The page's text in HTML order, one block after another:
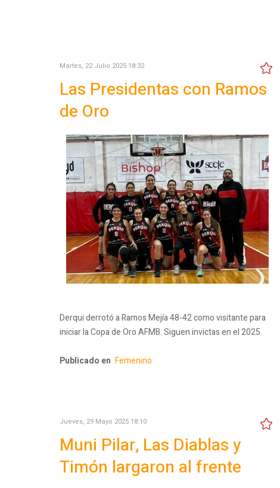
Martes, 22 Julio 2025 18:32
Las Presidentas con Ramos
de Oro
Derqui derrotó a Ramos Mejía 48-42 como visitante para
iniciar la Copa de Oro AFMB. Siguen invictas en el 2025.
Publicado en Femenino
Jueves, 29 Mayo 2025 18:10
Muni Pilar, Las Diablas y
Timón largaron al frente